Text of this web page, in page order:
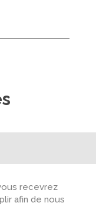
recevrez
afin de nous